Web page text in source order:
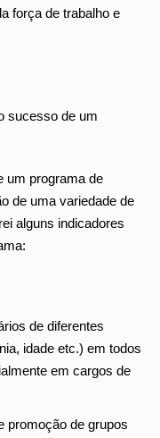
força de trabalho e
sucesso de um
um programa de
de uma variedade de
alguns indicadores
de diferentes
idade etc.) em todos
em cargos de
promoção de grupos